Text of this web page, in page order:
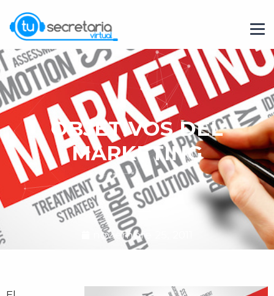
OBJETIVOS DEL
MARKETING
noviembre 25, 2011